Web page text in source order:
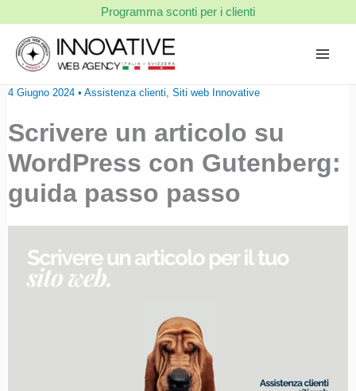
contenuto
Programma sconti per i clienti
4 Giugno 2024 • Assistenza clienti, Siti web Innovative
Scrivere un articolo su
WordPress con Gutenberg:
guida passo passo